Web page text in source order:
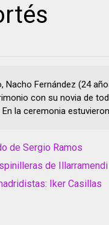
Nacho Fernández (24
con su novia de
la ceremonia
de Sergio Ramos
de Illarramendi
Iker Casillas